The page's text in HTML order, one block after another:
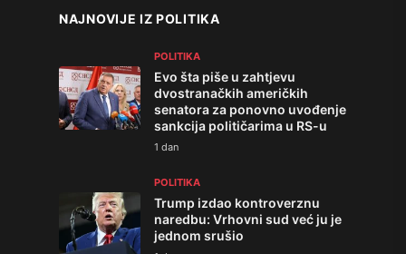
NAJNOVIJE IZ POLITIKA
POLITIKA
Evo šta piše u zahtjevu
dvostranačkih američkih
senatora za ponovno uvođenje
sankcija političarima u RS-u
1 dan
POLITIKA
Trump izdao kontroverznu
naredbu: Vrhovni sud već ju je
jednom srušio